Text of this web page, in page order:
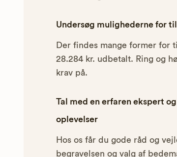
Undersøg mulighederne for
Der findes mange former for
28.284 kr. udbetalt. Ring og
krav på.
Tal med en erfaren ekspert
oplevelser
Hos os får du gode råd og
begravelsen og valg af